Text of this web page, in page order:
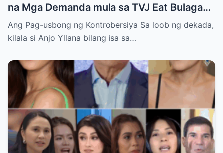
na Mga Demanda mula sa TVJ Eat Bulaga
Dabarkads: Isang Malalim na Pagsusuri sa
Krisis ng Aktor
Ang Pag-usbong ng Kontrobersiya Sa loob ng dekada,
kilala si Anjo Yllana bilang isa sa…